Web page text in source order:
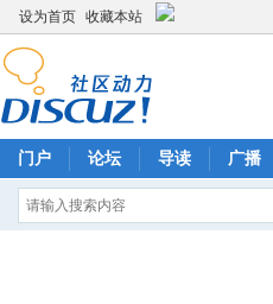
设为首页 收藏本站
门户 论坛 导读 广播